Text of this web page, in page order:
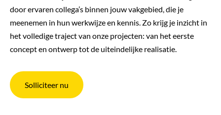
door ervaren collega’s binnen jouw vakgebied, die je
meenemen in hun werkwijze en kennis. Zo krijg je inzicht in
het volledige traject van onze projecten: van het eerste
concept en ontwerp tot de uiteindelijke realisatie.
Solliciteer nu